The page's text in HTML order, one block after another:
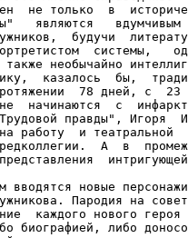
не только  в
являются   вдумчивым
будучи
системы,
необычайно
казалось  бы,
78 дней, с  23
начинаются  с
правды", Игоря
работу  и театральной
А  в
вводятся новые
Пародия на
каждого нового героя
биографией, либо